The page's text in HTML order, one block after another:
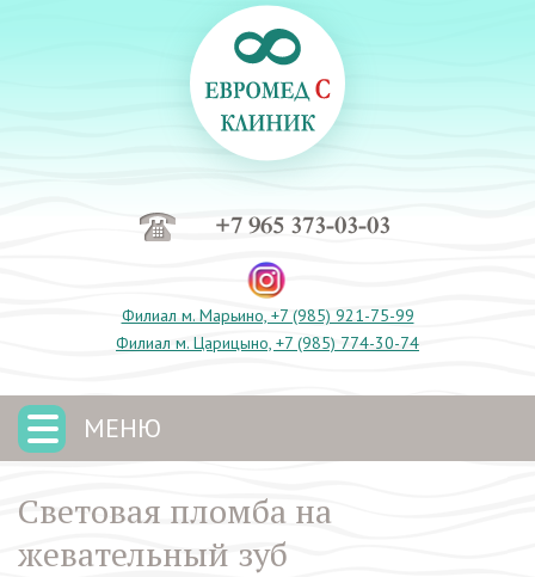
+7 965 373-03-03
Филиал м. Марьино, +7 (985) 921-75-99
Филиал м. Царицыно, +7 (985) 774-30-74
МЕНЮ
Световая пломба на
жевательный зуб